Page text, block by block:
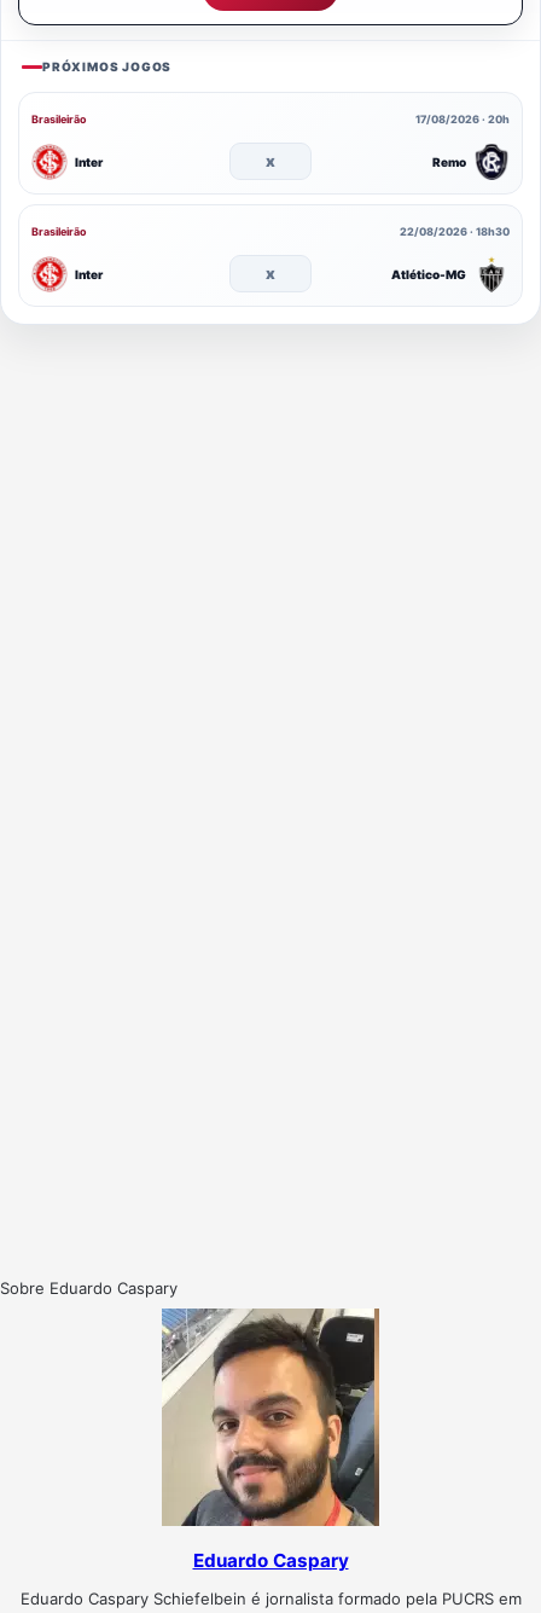
PRÓXIMOS JOGOS
Brasileirão 17/08/2026 · 20h
Inter x Remo
Brasileirão 22/08/2026 · 18h30
Inter x Atlético-MG
Sobre Eduardo Caspary
Eduardo Caspary
Eduardo Caspary Schiefelbein é jornalista formado pela PUCRS em